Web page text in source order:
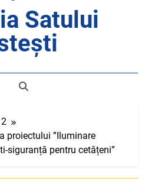
Satului
2
proiectului ”Iluminare
siguranță pentru cetățeni”